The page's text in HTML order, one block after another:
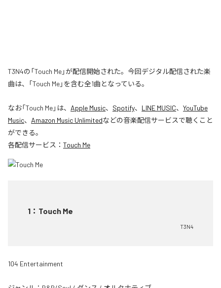
T3N4の「Touch Me」が配信開始された。今回デジタル配信された楽
曲は、「Touch Me」を含む全1曲となっている。
なお「Touch Me」は、 Apple Music、 Spotify、 LINE MUSIC、 YouTube
Music、 Amazon Music Unlimitedなどの音楽配信サービスで聴くこと
ができる。
各配信サービス： Touch Me
1 ： Touch Me
T3N4
104 Entertainment